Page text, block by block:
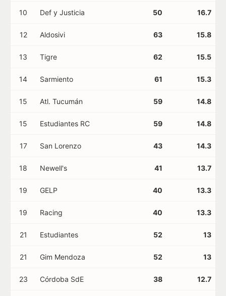
10 Def y Justicia 50 16.7
12 Aldosivi 63 15.8
13 Tigre 62 15.5
14 Sarmiento 61 15.3
15 Atl. Tucumán 59 14.8
15 Estudiantes RC 59 14.8
17 San Lorenzo 43 14.3
18 Newell's 41 13.7
19 GELP 40 13.3
19 Racing 40 13.3
21 Estudiantes 52 13
21 Gim Mendoza 52 13
23 Córdoba SdE 38 12.7